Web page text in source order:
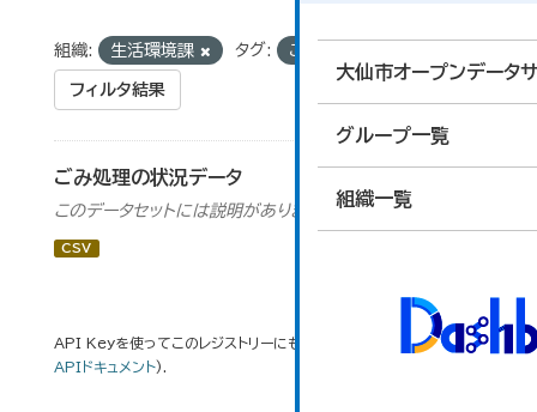
大仙市オープンデータ
グループ一覧
組織一覧
組織: 生活環境課 タグ: ごみ
フィルタ結果
ごみ処理の状況データ
このデータセットには説明がありません
CSV
API Keyを使ってこのレジストリーにもアクセス可能ですAPI(see
APIドキュメント).